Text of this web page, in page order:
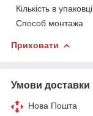
Кількість в упаковці
Способ монтажа
Приховати
Умови доставки
Нова Пошта